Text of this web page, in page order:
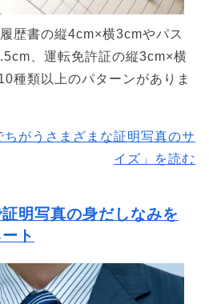
歴書の縦4cm×横3cmやパス
、運転免許証の縦3cm×横
種類以上のパターンがありま
ちがうさまざまな証明写真のサ
イズ」を読む
明写真の身だしなみを
ト